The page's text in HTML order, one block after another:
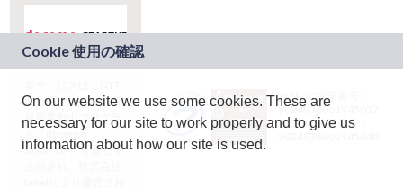
ドコモグループの新
規事業創出プログラ
ム「docomo
STARTUP」を通じて
JASRAC許諾番号：
9024936001Y45037
JASRAC許諾番号：
On our website we use some cookies. These are
necessary for our site to work properly and to give us
information about how our site is used.